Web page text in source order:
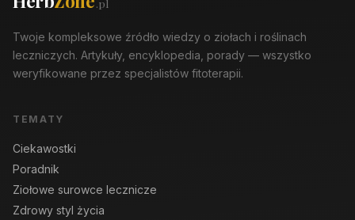
.pl
Twoje kompleksowe źródło wiedzy o ziołach i roślinach
leczniczych. Artykuły, encyklopedia, porady — wszystko
weryfikowane przez specjalistów fitoterapii.
TEMATY
Ciekawostki
Poradnik
Ziołowe surowce lecznicze
Zdrowy styl życia